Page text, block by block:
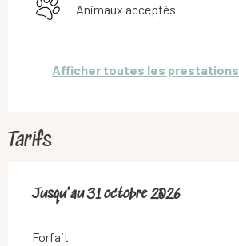
Animaux acceptés
Afficher toutes les prestations
Tarifs
Du1 avril 2026au31 octobre 2026
Jusqu'au31 octobre 2026
Forfait